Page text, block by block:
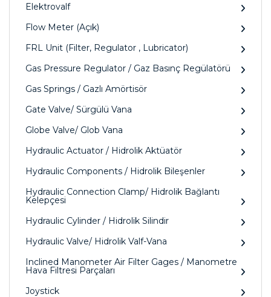
Elektrovalf
Flow Meter (Açık)
FRL Unit (Filter, Regulator , Lubricator)
Gas Pressure Regulator / Gaz Basınç Regülatörü
Gas Springs / Gazlı Amörtisör
Gate Valve/ Sürgülü Vana
Globe Valve/ Glob Vana
Hydraulic Actuator / Hidrolik Aktüatör
Hydraulic Components / Hidrolik Bileşenler
Hydraulic Connection Clamp/ Hidrolik Bağlantı
Kelepçesi
Hydraulic Cylinder / Hidrolik Silindir
Hydraulic Valve/ Hidrolik Valf-Vana
Inclined Manometer Air Filter Gages / Manometre
Hava Filtresi Parçaları
Joystick